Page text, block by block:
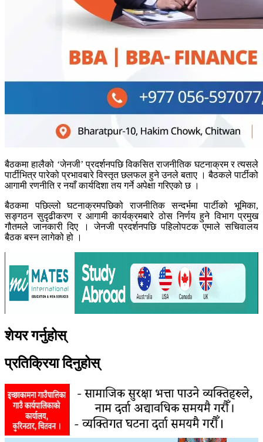
बैठकमा हालैको ‘जेनजी’ प्रदर्शनपछि विकसित राजनीतिक घटनाक्रम र त्यसले
पार्टीभित्र पारेको प्रभावबारे विस्तृत छलफल हुने उनले बताए । बैठकले पार्टीको
आगामी रणनीति र नयाँ कार्यदिशा तय गर्ने अपेक्षा गरिएको छ ।
बैठकमा पछिल्लो घटनाक्रमपछिको राजनीतिक सन्दर्भमा पार्टीको भूमिका,
सङ्गठन सुदृढीकरण र आगामी कार्यक्रमबारे ठोस निर्णय हुने विभाग प्रमुख
गौतमले जानकारी दिए । जेनजी प्रदर्शनपछि पहिलोपटक एमाले सचिवालय
बैठक बस्न लागेको हो ।
शेयर गर्नुहोस्
प्रतिक्रिया दिनुहोस्